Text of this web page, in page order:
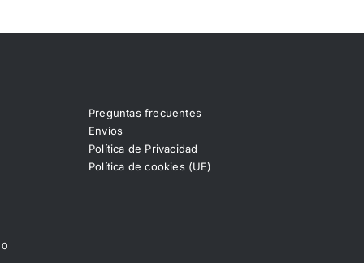
Preguntas frecuentes
Envíos
Política de Privacidad
Política de cookies (UE)